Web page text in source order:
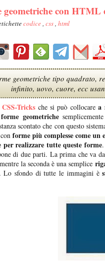
geometriche con HTML
codice, css, html
geometriche tipo quadrato,
infinito, uovo, cuore, ecc
CSS-Tricks che si può collocarea
geometriche
scontato che con questo
forme più complesse come un
per realizzare tutte queste forme
di due parti. La prima che va da
mentre la seconda è una semplice
Lo sfondo di tutte le immagini è